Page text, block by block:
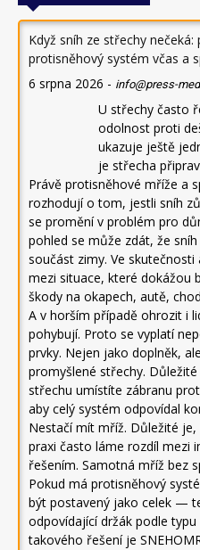
Když sníh ze střechy
protisněhový systém včas a
6 srpna 2026 - info@press-
U střechy často
odolnost proti
ukazuje ještě
je střecha
Právě protisněhové mříže a
rozhodují o tom, jestli sníh
se promění v problém pro
pohled se může zdát, že
součást zimy. Ve
mezi situace, které dokážou
škody na okapech, autě,
A v horším případě ohrozit i
pohybují. Proto se vyplatí
prvky. Nejen jako doplněk,
promyšlené střechy.
střechu umístíte zábranu
aby celý systém odpovídal
Nestačí mít mříž. Důležité
praxi často láme rozdíl mezi
řešením. Samotná mříž bez
Pokud má protisněhový
být postavený jako celek —
odpovídající držák podle
takového řešení je